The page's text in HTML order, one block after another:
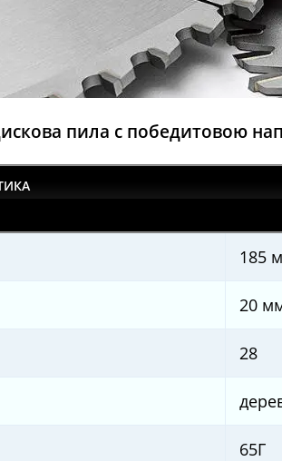
пила с победитовою
185
20
28
65Г